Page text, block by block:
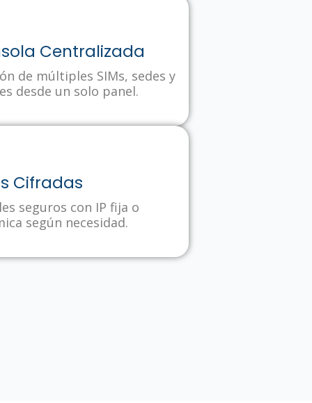
Centralizada
de múltiples SIMs, sedes y
desde un solo panel.
Cifradas
seguros con IP fija o
según necesidad.